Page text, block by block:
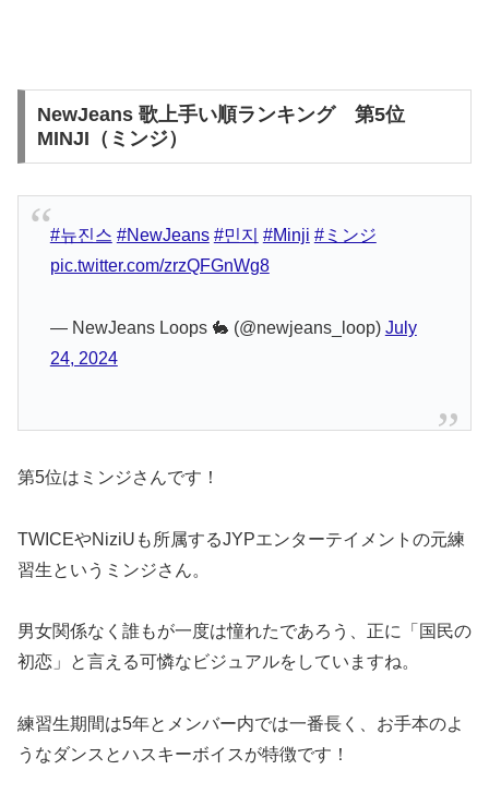
NewJeans 歌上手い順ランキング 第5位
MINJI（ミンジ）
#뉴진스 #NewJeans #민지 #Minji #ミンジ
pic.twitter.com/zrzQFGnWg8
— NewJeans Loops 🐇 (@newjeans_loop) July
24, 2024
第5位はミンジさんです！
TWICEやNiziUも所属するJYPエンターテイメントの元練
習生というミンジさん。
男女関係なく誰もが一度は憧れたであろう、正に「国民の
初恋」と言える可憐なビジュアルをしていますね。
練習生期間は5年とメンバー内では一番長く、お手本のよ
うなダンスとハスキーボイスが特徴です！